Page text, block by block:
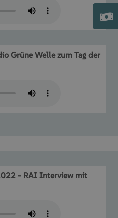
Grüne Welle zum Tag der
- RAI Interview mit